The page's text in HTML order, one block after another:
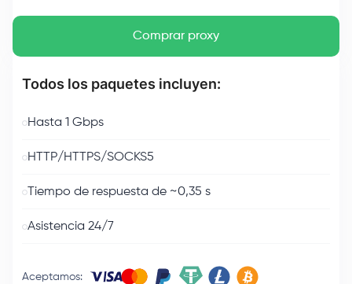
Comprar proxy
Todos los paquetes incluyen:
Hasta 1 Gbps
HTTP/HTTPS/SOCKS5
Tiempo de respuesta de ~0,35 s
Asistencia 24/7
Aceptamos: